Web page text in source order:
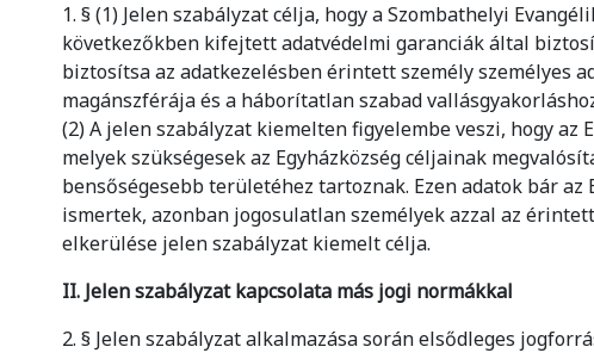
1. § (1) Jelen szabályzat célja, hogy a Szombathelyi
következőkben kifejtett adatvédelmi garanciák által
biztosítsa az adatkezelésben érintett személy személyes
magánszférája és a háborítatlan szabad
(2) A jelen szabályzat kiemelten figyelembe veszi, hogy
melyek szükségesek az Egyházközség céljainak
bensőségesebb területéhez tartoznak. Ezen adatok bár
ismertek, azonban jogosulatlan személyek azzal az
elkerülése jelen szabályzat kiemelt célja.
II. Jelen szabályzat kapcsolata más jogi normákkal
2. § Jelen szabályzat alkalmazása során elsődleges